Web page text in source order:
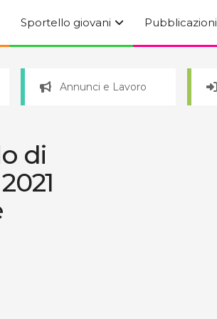
Sportello giovani Pubblicazioni
Annunci e Lavoro
di